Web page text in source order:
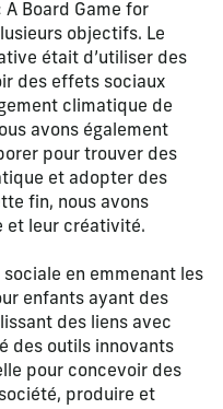
Board Game for
objectifs. Le
était d’utiliser des
des effets sociaux
climatique de
avons également
pour trouver des
et adopter des
fin, nous avons
et leur créativité.
sociale en emmenant les
enfants ayant des
des liens avec
des outils innovants
pour concevoir des
produire et